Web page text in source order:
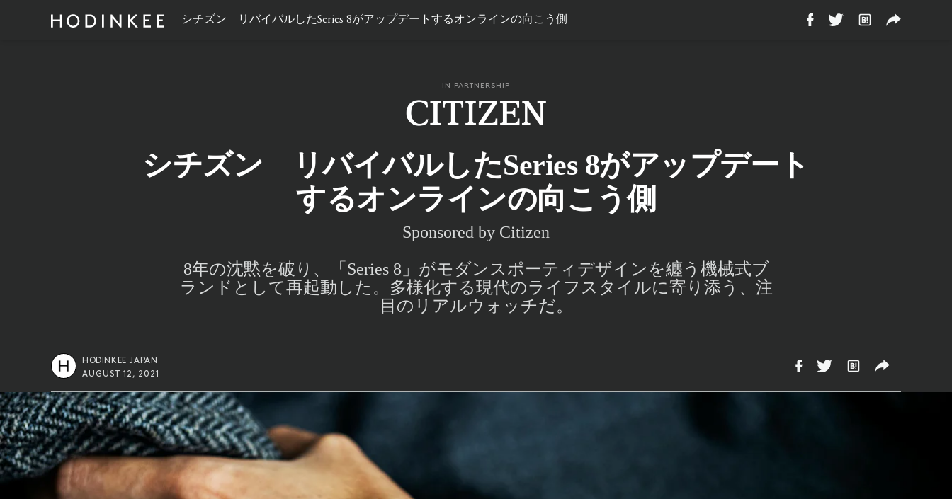
シチズン リバイバルしたSeries 8がアップデートするオンラインの向こう側
IN PARTNERSHIP
シチズン リバイバルしたSeries 8がアップデート
するオンラインの向こう側
Sponsored by Citizen
8年の沈黙を破り、「Series 8」がモダンスポーティデザインを纏う機械式ブ
ランドとして再起動した。多様化する現代のライフスタイルに寄り添う、注
目のリアルウォッチだ。
HODINKEE JAPAN
AUGUST 12, 2021